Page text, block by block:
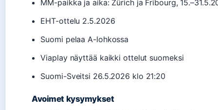
MM-paikka ja aika: Zürich ja Fribourg,
EHT-ottelu 2.5.2026
Suomi pelaa A-lohkossa
Viaplay näyttää kaikki ottelut suomeksi
Suomi-Sveitsi 26.5.2026 klo 21:20
Avoimet kysymykset